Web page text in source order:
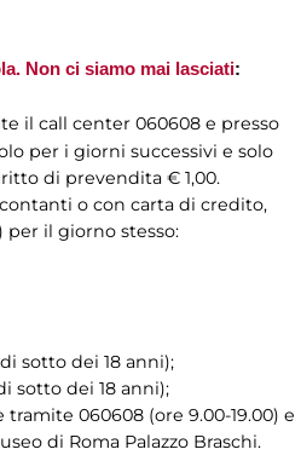
Non ci siamo mai lasciati:
il call center 060608 e presso
per i giorni successivi e solo
di prevendita € 1,00.
o con carta di credito,
il giorno stesso:
sotto dei 18 anni);
sotto dei 18 anni);
060608 (ore 9.00-19.00) e
di Roma Palazzo Braschi.